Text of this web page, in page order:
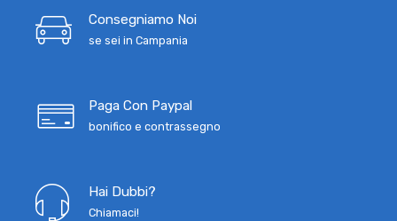
Consegniamo Noi
se sei in Campania
Paga Con Paypal
bonifico e contrassegno
Hai Dubbi?
Chiamaci!